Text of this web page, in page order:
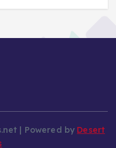
| Powered by Desert